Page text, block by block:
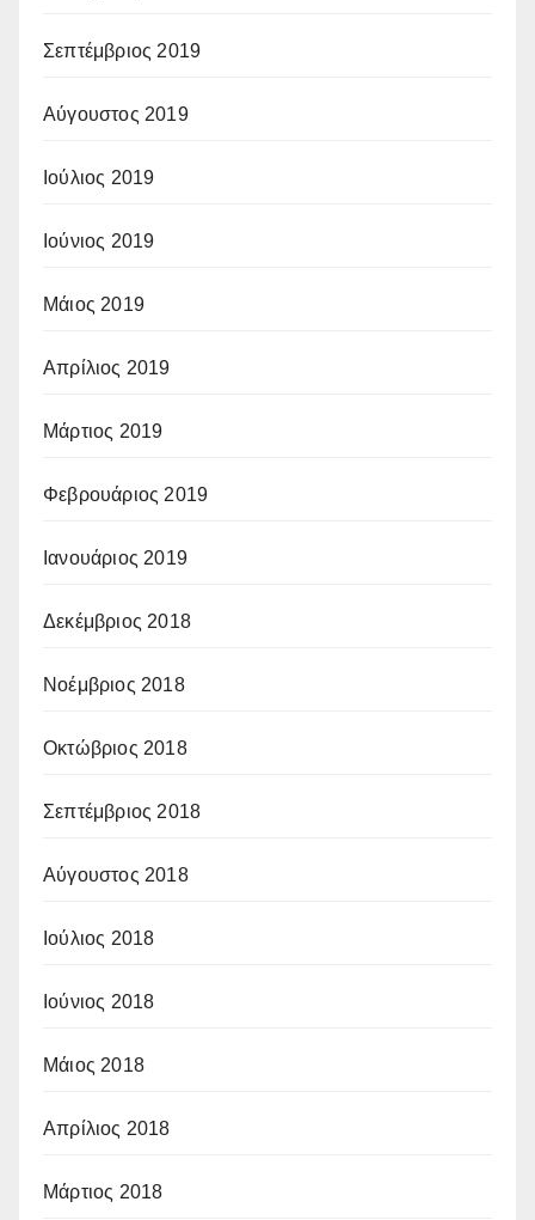
Σεπτέμβριος 2019
Αύγουστος 2019
Ιούλιος 2019
Ιούνιος 2019
Μάιος 2019
Απρίλιος 2019
Μάρτιος 2019
Φεβρουάριος 2019
Ιανουάριος 2019
Δεκέμβριος 2018
Νοέμβριος 2018
Οκτώβριος 2018
Σεπτέμβριος 2018
Αύγουστος 2018
Ιούλιος 2018
Ιούνιος 2018
Μάιος 2018
Απρίλιος 2018
Μάρτιος 2018